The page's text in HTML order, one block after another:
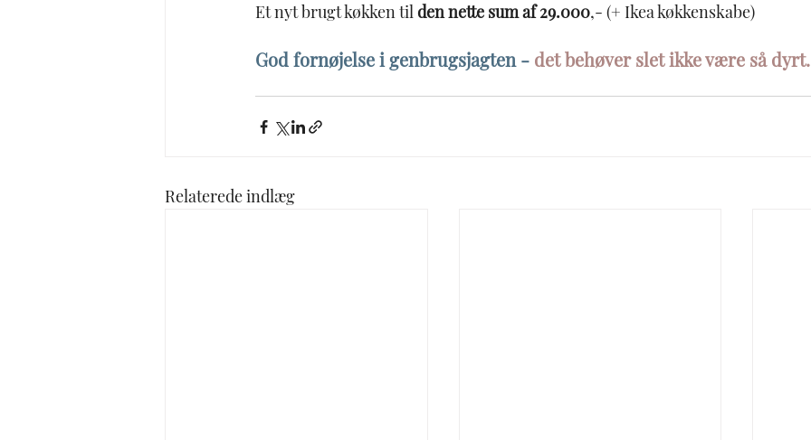
Et nyt brugt køkken til den nette sum af 29.000,- (+ Ikea køkkenskabe)
God fornøjelse i genbrugsjagten - det behøver slet ikke være så
Relaterede indlæg